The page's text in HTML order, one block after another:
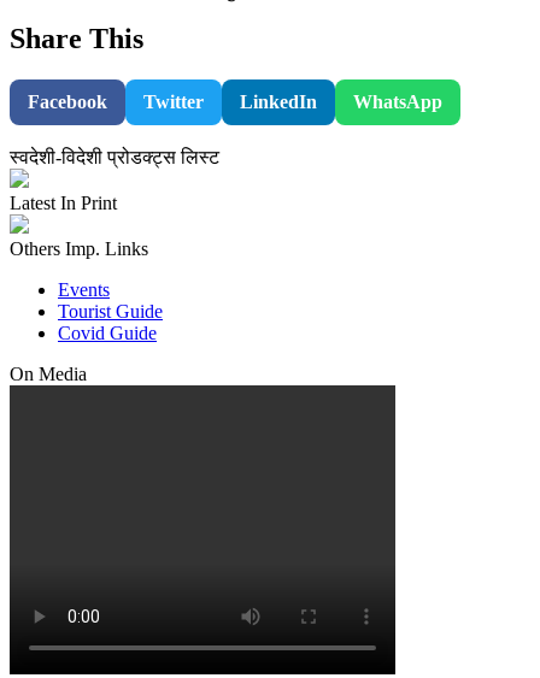
Share This
Facebook Twitter LinkedIn WhatsApp
स्वदेशी-विदेशी प्रोडक्ट्स लिस्ट
Latest In Print
Others Imp. Links
Events
Tourist Guide
Covid Guide
On Media